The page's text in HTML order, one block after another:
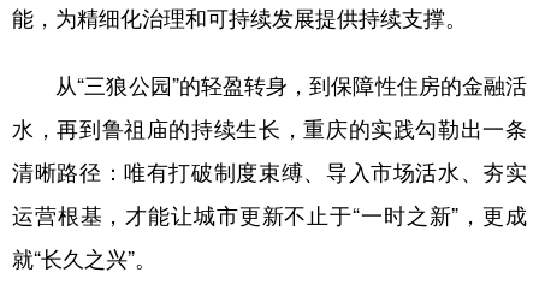
能，为精细化治理和可持续发展提供持续支撑。
从“三狼公园”的轻盈转身，到保障性住房的金融活
水，再到鲁祖庙的持续生长，重庆的实践勾勒出一条
清晰路径：唯有打破制度束缚、导入市场活水、夯实
运营根基，才能让城市更新不止于“一时之新”，更成
就“长久之兴”。